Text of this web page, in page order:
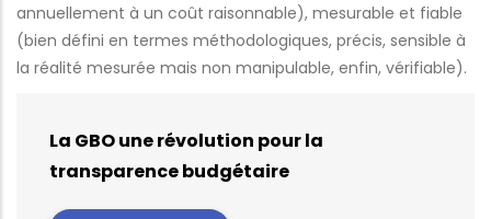
annuellement à un coût raisonnable), mesurable et fiable
(bien défini en termes méthodologiques, précis, sensible à
la réalité mesurée mais non manipulable, enfin, vérifiable).
La GBO une révolution pour la
transparence budgétaire